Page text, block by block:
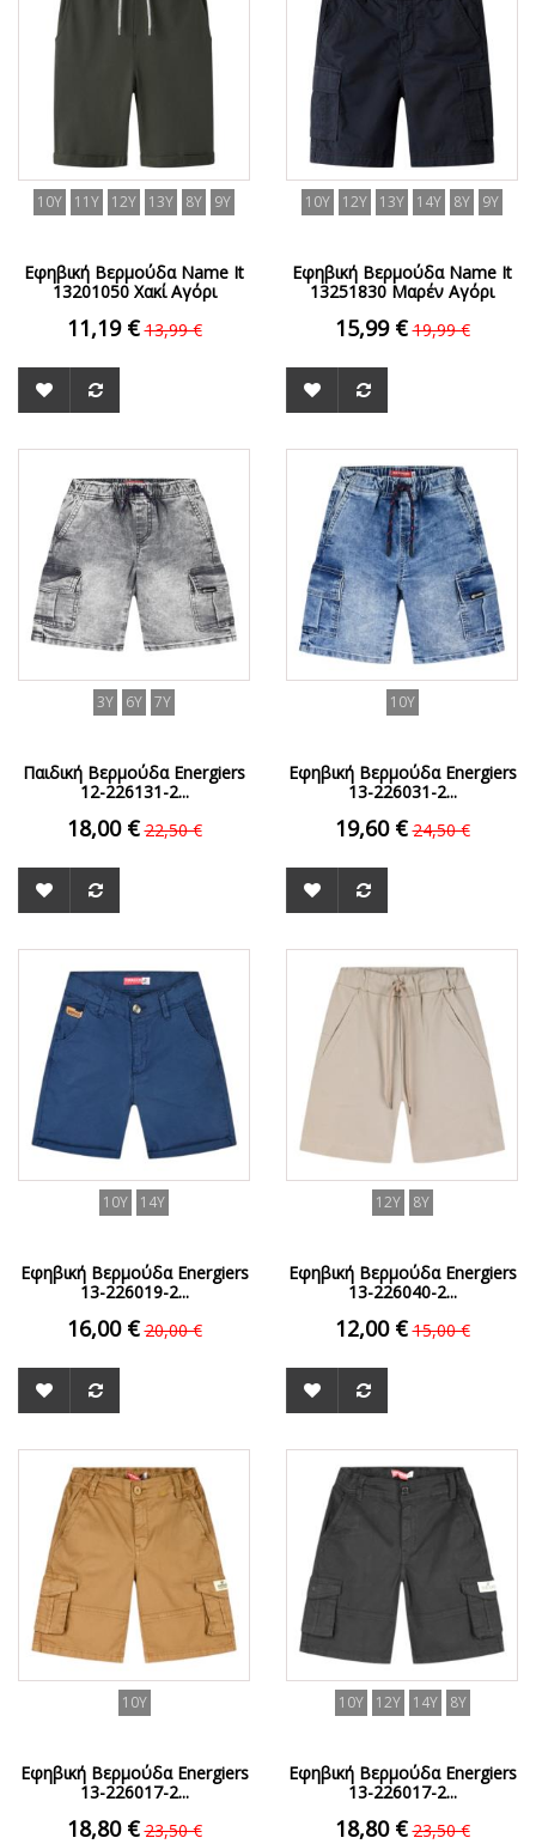
10Y 11Y 12Y 13Y 8Y 9Y
Εφηβική Βερμούδα Name It
13201050 Χακί Αγόρι
11,19 € 13,99 €
10Y 12Y 13Y 14Y 8Y 9Y
Εφηβική Βερμούδα Name It
13251830 Μαρέν Αγόρι
15,99 € 19,99 €
3Y 6Y 7Y
Παιδική Βερμούδα Energiers
12-226131-2...
18,00 € 22,50 €
ΟFFER
10Y
Εφηβική Βερμούδα Energiers
13-226031-2...
19,60 € 24,50 €
10Y 14Y
Εφηβική Βερμούδα Energiers
13-226019-2...
16,00 € 20,00 €
ΟFFER
12Y 8Y
Εφηβική Βερμούδα Energiers
13-226040-2...
12,00 € 15,00 €
ΟFFER
10Y
Εφηβική Βερμούδα Energiers
13-226017-2...
18,80 € 23,50 €
ΟFFER
10Y 12Y 14Y 8Y
Εφηβική Βερμούδα Energiers
13-226017-2...
18,80 € 23,50 €